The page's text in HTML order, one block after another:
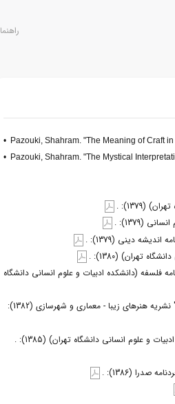
راهنما
• Pazouki, Shahram. "The Meaning of Craft
• Pazouki, Shahram. "The Mystical
(1379): .
(1379): .
دینی (1379): .
تهران) (1380): .
فلسفه (دانشکده ادبیات و علوم انسانی دانشگاه
• پازوکی، شهرام. "مقدماتی درباره مبادی عرفانی هنر و زیبایی در اسلام با اشاره به مثنوی معنوی." نشریه هنرهای زیبا - معماری و شهرسازی (1382):
و علوم انسانی دانشگاه تهران) (1385): .
(1386): .